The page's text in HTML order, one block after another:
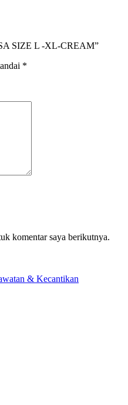
SIZE L -XL-CREAM”
*
komentar saya berikutnya.
& Kecantikan